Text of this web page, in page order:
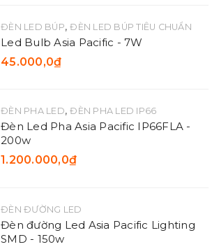
ĐÈN LED BÚP,ĐÈN LED BÚP TIÊU CHUẨN
Led Bulb Asia Pacific - 7W
45.000,0₫
ĐÈN PHA LED,ĐÈN PHA LED IP66
Đèn Led Pha Asia Pacific IP66FLA -
200w
1.200.000,0₫
ĐÈN ĐƯỜNG LED
Đèn đường Led Asia Pacific Lighting
SMD - 150w